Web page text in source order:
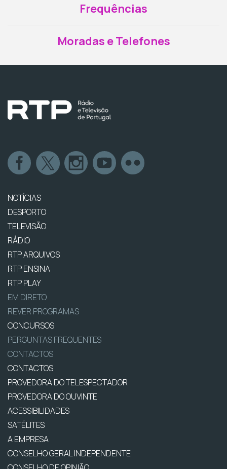
Frequências
Moradas e Telefones
NOTÍCIAS
DESPORTO
TELEVISÃO
RÁDIO
RTP ARQUIVOS
RTP ENSINA
RTP PLAY
EM DIRETO
REVER PROGRAMAS
CONCURSOS
PERGUNTAS FREQUENTES
CONTACTOS
CONTACTOS
PROVEDORA DO TELESPECTADOR
PROVEDORA DO OUVINTE
ACESSIBILIDADES
SATÉLITES
A EMPRESA
CONSELHO GERAL INDEPENDENTE